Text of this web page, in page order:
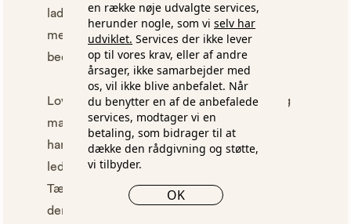
en række nøje udvalgte services,
herunder nogle, som vi selv har
udviklet. Services der ikke lever
op til vores krav, eller af andre
årsager, ikke samarbejder med
os, vil ikke blive anbefalet. Når
du benytter en af de anbefalede
services, modtager vi en
betaling, som bidrager til at
dække den rådgivning og støtte,
vi tilbyder.
OK
lader dig få
mer, end du selv kan forstå,
bedre, end hjertet begærer.
Lov dog den Herre, som alting så vel for dig
mager,
ham, som dig sundhed forlener og venlig
ledsager!
Tænk, af hvad nød
denne din Herre så sød